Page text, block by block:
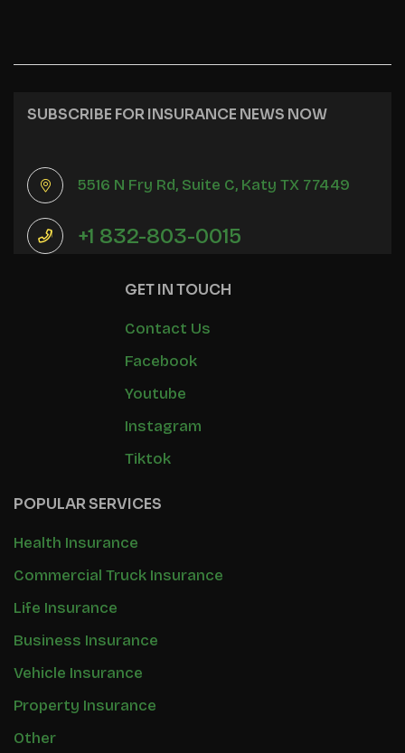
SUBSCRIBE FOR INSURANCE NEWS NOW
5516 N Fry Rd, Suite C, Katy TX 77449
+1 832-803-0015
GET IN TOUCH
Contact Us
Facebook
Youtube
Instagram
Tiktok
POPULAR SERVICES
Health Insurance
Commercial Truck Insurance
Life Insurance
Business Insurance
Vehicle Insurance
Property Insurance
Other